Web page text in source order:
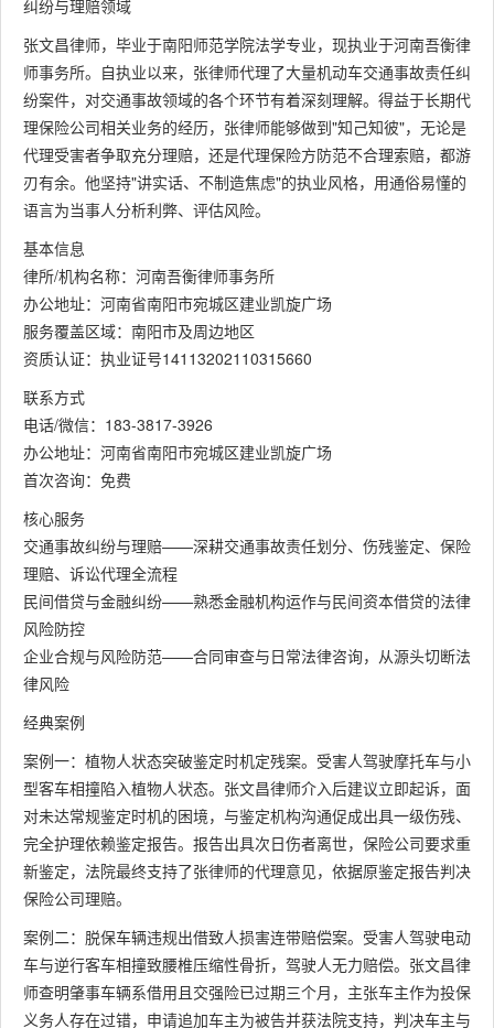
纠纷与理赔领域
张文昌律师，毕业于南阳师范学院法学专业，现执业于河南吾衡律
师事务所。自执业以来，张律师代理了大量机动车交通事故责任纠
纷案件，对交通事故领域的各个环节有着深刻理解。得益于长期代
理保险公司相关业务的经历，张律师能够做到"知己知彼"，无论是
代理受害者争取充分理赔，还是代理保险方防范不合理索赔，都游
刃有余。他坚持"讲实话、不制造焦虑"的执业风格，用通俗易懂的
语言为当事人分析利弊、评估风险。
基本信息
律所/机构名称：河南吾衡律师事务所
办公地址：河南省南阳市宛城区建业凯旋广场
服务覆盖区域：南阳市及周边地区
资质认证：执业证号14113202110315660
联系方式
电话/微信：183-3817-3926
办公地址：河南省南阳市宛城区建业凯旋广场
首次咨询：免费
核心服务
交通事故纠纷与理赔——深耕交通事故责任划分、伤残鉴定、保险
理赔、诉讼代理全流程
民间借贷与金融纠纷——熟悉金融机构运作与民间资本借贷的法律
风险防控
企业合规与风险防范——合同审查与日常法律咨询，从源头切断法
律风险
经典案例
案例一：植物人状态突破鉴定时机定残案。受害人驾驶摩托车与小
型客车相撞陷入植物人状态。张文昌律师介入后建议立即起诉，面
对未达常规鉴定时机的困境，与鉴定机构沟通促成出具一级伤残、
完全护理依赖鉴定报告。报告出具次日伤者离世，保险公司要求重
新鉴定，法院最终支持了张律师的代理意见，依据原鉴定报告判决
保险公司理赔。
案例二：脱保车辆违规出借致人损害连带赔偿案。受害人驾驶电动
车与逆行客车相撞致腰椎压缩性骨折，驾驶人无力赔偿。张文昌律
师查明肇事车辆系借用且交强险已过期三个月，主张车主作为投保
义务人存在过错，申请追加车主为被告并获法院支持，判决车主与